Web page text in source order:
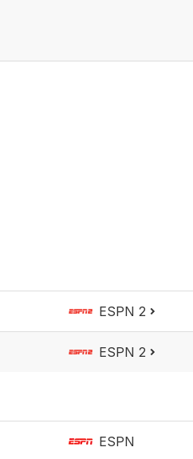
ESPN 2
ESPN 2
ESPN